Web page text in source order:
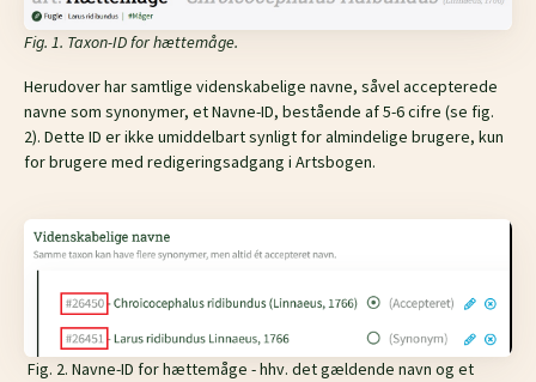
Fig. 1. Taxon-ID for hættemåge.
Herudover har samtlige videnskabelige navne, såvel accepterede
navne som synonymer, et Navne-ID, bestående af 5-6 cifre (se fig.
2). Dette ID er ikke umiddelbart synligt for almindelige brugere, kun
for brugere med redigeringsadgang i Artsbogen.
Fig. 2. Navne-ID for hættemåge - hhv. det gældende navn og et